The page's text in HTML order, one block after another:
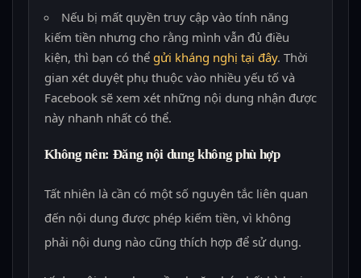
Nếu bị mất quyền truy cập vào tính năng
kiếm tiền nhưng cho rằng mình vẫn đủ điều
kiện, thì bạn có thể gửi kháng nghị tại đây. Thời
gian xét duyệt phụ thuộc vào nhiều yếu tố và
Facebook sẽ xem xét những nội dung nhận được
này nhanh nhất có thể.
Không nên: Đăng nội dung không phù hợp
Tất nhiên là cần có một số nguyên tắc liên quan
đến nội dung được phép kiếm tiền, vì không
phải nội dung nào cũng thích hợp để sử dụng.